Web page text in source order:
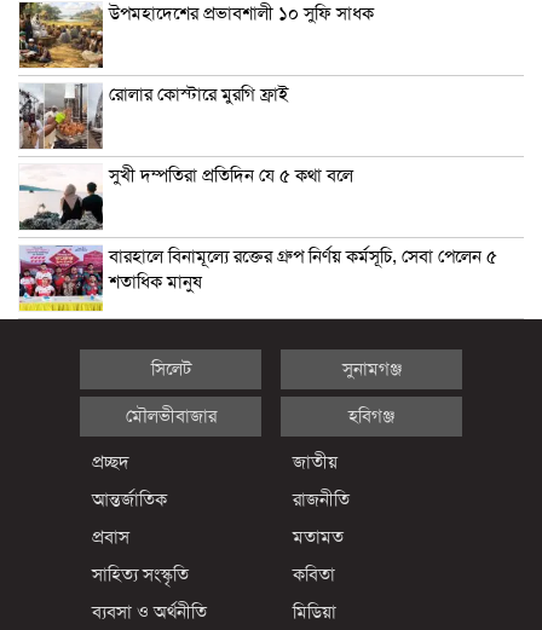
উপমহাদেশের প্রভাবশালী ১০ সুফি সাধক
রোলার কোস্টারে মুরগি ফ্রাই
সুখী দম্পতিরা প্রতিদিন যে ৫ কথা বলে
বারহালে বিনামূল্যে রক্তের গ্রুপ নির্ণয় কর্মসূচি, সেবা পেলেন ৫
শতাধিক মানুষ
সিলেট সুনামগঞ্জ
মৌলভীবাজার হবিগঞ্জ
প্রচ্ছদ
জাতীয়
আন্তর্জাতিক
রাজনীতি
প্রবাস
মতামত
সাহিত্য সংস্কৃতি
কবিতা
ব্যবসা ও অর্থনীতি
মিডিয়া